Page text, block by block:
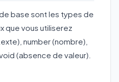
base sont les types de
que vous utiliserez
number (nombre),
(absence de valeur).